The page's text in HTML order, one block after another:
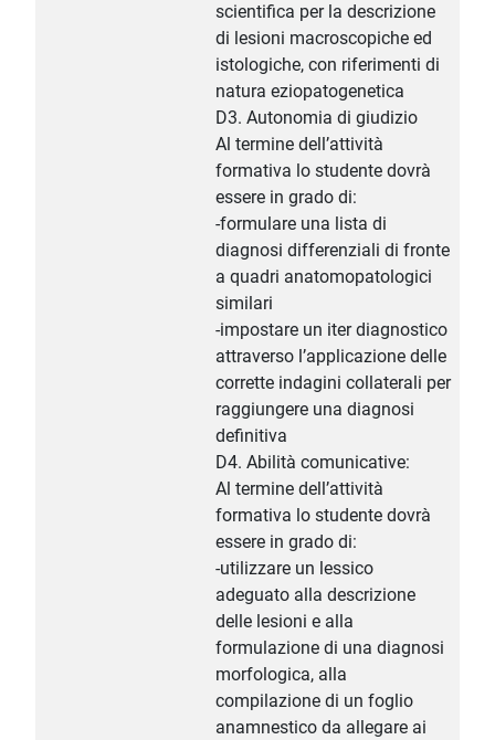
scientifica per la descrizione
di lesioni macroscopiche ed
istologiche, con riferimenti di
natura eziopatogenetica
D3. Autonomia di giudizio
Al termine dell’attività
formativa lo studente dovrà
essere in grado di:
-formulare una lista di
diagnosi differenziali di fronte
a quadri anatomopatologici
similari
-impostare un iter diagnostico
attraverso l’applicazione delle
corrette indagini collaterali per
raggiungere una diagnosi
definitiva
D4. Abilità comunicative:
Al termine dell’attività
formativa lo studente dovrà
essere in grado di:
-utilizzare un lessico
adeguato alla descrizione
delle lesioni e alla
formulazione di una diagnosi
morfologica, alla
compilazione di un foglio
anamnestico da allegare ai